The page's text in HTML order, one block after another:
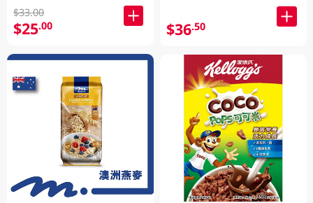
$33.00
$25.00 $36.50